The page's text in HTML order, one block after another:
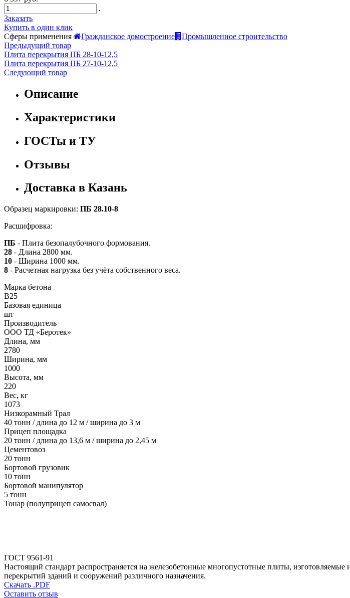
.
Заказать
Купить в один клик
Сферы применения
Гражданское домостроение
Промышленное строительство
Предыдущий товар
Плита перекрытия ПБ 28-10-12,5
Плита перекрытия ПБ 27-10-12,5
Следующий товар
Описание
Характеристики
ГОСТы и ТУ
Отзывы
Доставка в Казань
Образец маркировки: ПБ 28.10-8
Расшифровка:
ПБ - Плита безопалубочного формования.
28 - Длина 2800 мм.
10 - Ширина 1000 мм.
8 - Расчетная нагрузка без учёта собственного веса.
Марка бетона
B25
Базовая единица
шт
Производитель
ООО ТД «Беротек»
Длина, мм
2780
Ширина, мм
1000
Высота, мм
220
Вес, кг
1073
Низкорамный Трал
40 тонн / длина до 12 м / ширина до 3 м
Прицеп площадка
20 тонн / длина до 13,6 м / ширина до 2,45 м
Цементовоз
20 тонн
Бортовой грузовик
10 тонн
Бортовой манипулятор
5 тонн
Тонар (полуприцеп самосвал)
ГОСТ 9561-91
Настоящий стандарт распространяется на железобетонные многопустотные плиты,
перекрытий зданий и сооружений различного назначения.
Скачать .PDF
Оставить отзыв